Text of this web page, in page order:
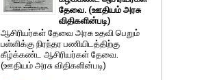
தேவை. (ஊதியம் அரசு
விதிகளின்படி)
ஆசிரியர்கள் தேவை அரசு உதவி பெறும்
பள்ளிக்கு நிரந்தர பணியிடத்திற்கு
கீழ்க்கண்ட ஆசிரியர்கள் தேவை.
(ஊதியம் அரசு விதிகளின்படி)